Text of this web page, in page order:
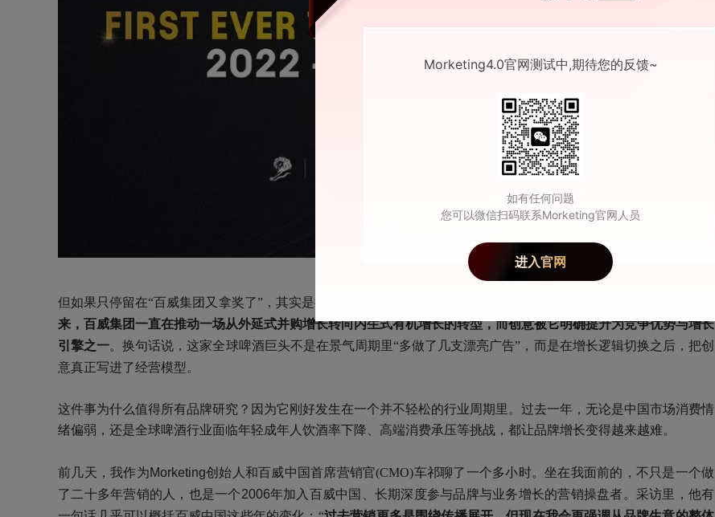
但如果只停留在“百威集团又拿奖了”，其实是把这个案例看浅了。百威集团这次获奖，还有一个更关键的信息：
来， 百威集团一直在推动一场从外延式并购增长转向内生式有机增长的转型，而创意被它明确提升为竞争优势与增长
引擎之一。换句话说，这家全球啤酒巨头不是在景气周期里“多做了几支漂亮广告”，而是在增长逻辑切换之后，把创
意真正写进了经营模型。
这件事为什么值得所有品牌研究？因为它刚好发生在一个并不轻松的行业周期里。过去一年，无论是中国市场消费情
绪偏弱，还是全球啤酒行业面临年轻成年人饮酒率下降、高端消费承压等挑战，都让品牌增长变得越来越难。
前几天，我作为Morketing创始人和百威中国首席营销官(CMO)车祁聊了一个多小时。坐在我面前的，不只是一个做
了二十多年营销的人，也是一个2006年加入百威中国、长期深度参与品牌与业务增长的营销操盘者。采访里，他有
Morketing4.0官网测试中,期待您的反馈~
如有任何问题
您可以微信扫码联系Morketing官网人员
进入官网